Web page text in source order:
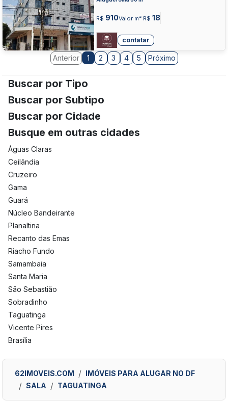
R$ 910Valor m² R$ 18
contatar
Anterior 1 2 3 4 5 Próximo
Buscar por Tipo
Buscar por Subtipo
Buscar por Cidade
Busque em outras cidades
Águas Claras
Ceilândia
Cruzeiro
Gama
Guará
Núcleo Bandeirante
Planaltina
Recanto das Emas
Riacho Fundo
Samambaia
Santa Maria
São Sebastião
Sobradinho
Taguatinga
Vicente Pires
Brasília
62IMOVEIS.COM
IMÓVEIS PARA ALUGAR NO DF
SALA
TAGUATINGA